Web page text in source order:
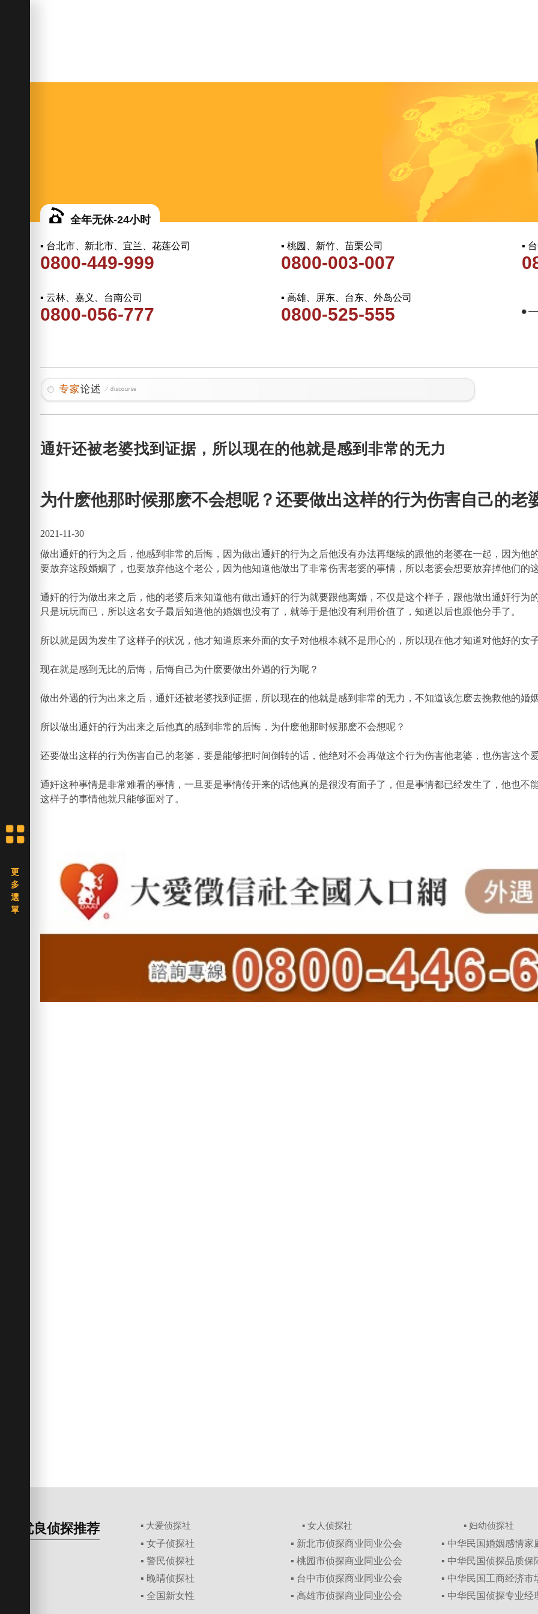
全年无休-24小时
▪ 台北市、新北市、宜兰、花莲公司
0800-449-999
▪ 桃园、新竹、苗栗公司
0800-003-007
▪
▪ 云林、嘉义、台南公司
0800-056-777
▪ 高雄、屏东、台东、外岛公司
0800-525-555
通奸还被老婆找到证据，所以现在的他就是感到非常的无力
为什麽他那时候那麽不会想呢？还要做出这样的行为伤害自己的老
2021-11-30
做出通奸的行为之后，他感到非常的后悔，因为做出通奸的行为之后他没有办法再继续的跟他的老婆在一起，因为他
要放弃这段婚姻了，也要放弃他这个老公，因为他知道他做出了非常伤害老婆的事情，所以老婆会想要放弃掉他们的
通奸的行为做出来之后，他的老婆后来知道他有做出通奸的行为就要跟他离婚，不仅是这个样子，跟他做出通奸行为
只是玩玩而已，所以这名女子最后知道他的婚姻也没有了，就等于是他没有利用价值了，知道以后也跟他分手了。
所以就是因为发生了这样子的状况，他才知道原来外面的女子对他根本就不是用心的，所以现在他才知道对他好的女
现在就是感到无比的后悔，后悔自己为什麽要做出外遇的行为呢？
做出外遇的行为出来之后，通奸还被老婆找到证据，所以现在的他就是感到非常的无力，不知道该怎麽去挽救他的婚
所以做出通奸的行为出来之后他真的感到非常的后悔，为什麽他那时候那麽不会想呢？
还要做出这样的行为伤害自己的老婆，要是能够把时间倒转的话，他绝对不会再做这个行为伤害他老婆，也伤害这个
通奸这种事情是非常难看的事情，一旦要是事情传开来的话他真的是很没有面子了，但是事情都已经发生了，他也不
这样子的事情他就只能够面对了。
优良侦探推荐 ▪ 大爱侦探社 ▪ 女人侦探社 ▪ 妇幼侦探社
▪ 女子侦探社
▪ 警民侦探社
▪ 晚晴侦探社
▪ 全国新女性
▪ 新北市侦探商业同业公会
▪ 桃园市侦探商业同业公会
▪ 台中市侦探商业同业公会
▪ 高雄市侦探商业同业公会
▪ 中华民国婚姻感情
▪ 中华民国侦探品质
▪ 中华民国工商经济
▪ 中华民国侦探专业经